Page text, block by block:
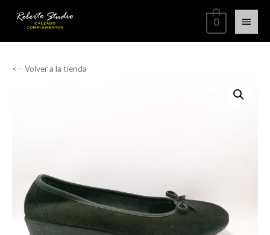
0
<-- Volver a la tienda